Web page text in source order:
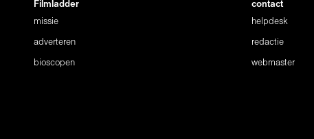
Filmladder
missie
adverteren
bioscopen
contact
helpdesk
redactie
webmaster